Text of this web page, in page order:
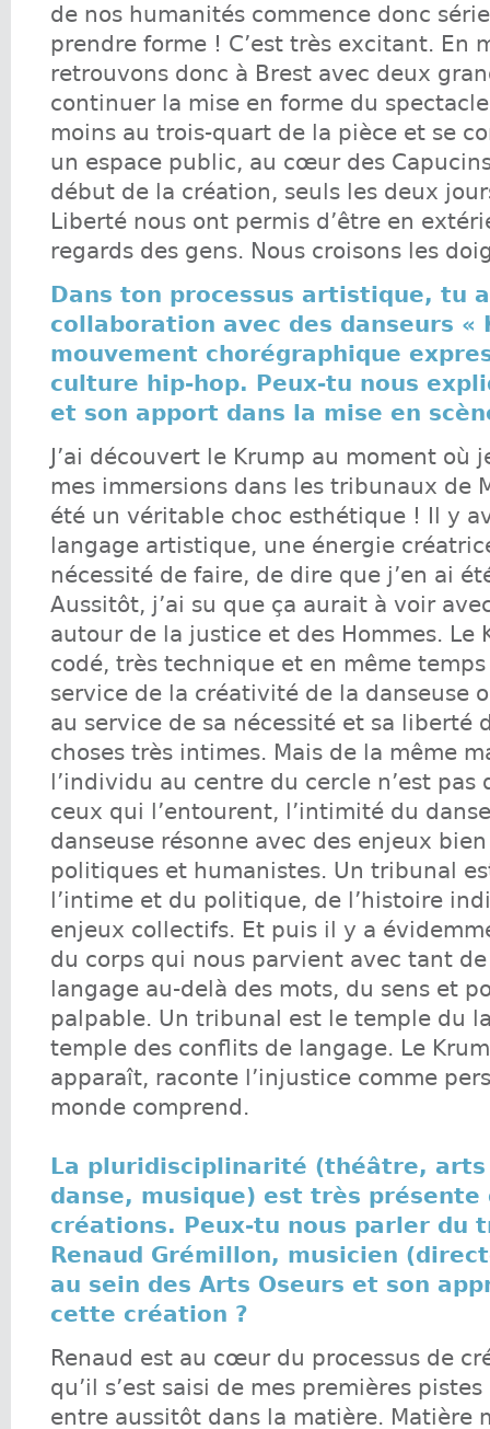
de nos humanités commence donc
prendre forme ! C’est très excitant. En
retrouvons donc à Brest avec deux
continuer la mise en forme du
moins au trois-quart de la pièce et se
un espace public, au cœur des
début de la création, seuls les deux
Liberté nous ont permis d’être en
regards des gens. Nous croisons les
Dans ton processus artistique, tu
collaboration avec des danseurs «
mouvement chorégraphique
culture hip-hop. Peux-tu nous
et son apport dans la mise en
J’ai découvert le Krump au moment où
mes immersions dans les tribunaux de
été un véritable choc esthétique ! Il y
langage artistique, une énergie
nécessité de faire, de dire que j’en ai
Aussitôt, j’ai su que ça aurait à voir
autour de la justice et des Hommes. Le
codé, très technique et en même
service de la créativité de la danseuse
au service de sa nécessité et sa liberté
choses très intimes. Mais de la même
l’individu au centre du cercle n’est pas
ceux qui l’entourent, l’intimité du
danseuse résonne avec des enjeux
politiques et humanistes. Un tribunal
l’intime et du politique, de l’histoire
enjeux collectifs. Et puis il y a
du corps qui nous parvient avec tant
langage au-delà des mots, du sens et
palpable. Un tribunal est le temple du
temple des conflits de langage. Le
apparaît, raconte l’injustice comme
monde comprend.
La pluridisciplinarité (théâtre,
danse, musique) est très présente
créations. Peux-tu nous parler du
Renaud Grémillon, musicien
au sein des Arts Oseurs et son
cette création ?
Renaud est au cœur du processus de
qu’il s’est saisi de mes premières
entre aussitôt dans la matière. Matière